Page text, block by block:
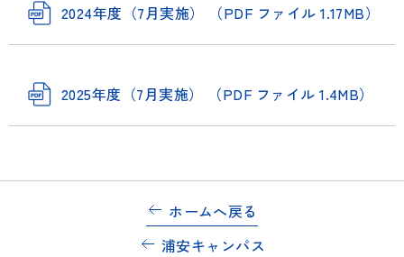
2024年度（7月実施） （PDF ファイル 1.17MB）
2025年度（7月実施） （PDF ファイル 1.4MB）
浦安キャンパス
ホームへ戻る